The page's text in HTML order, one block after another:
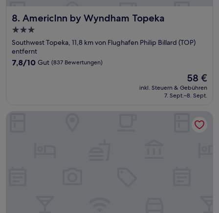
8. AmericInn by Wyndham Topeka
AmericInn by Wyndham Topeka
3.0-
Sterne-
Unterkunft
Southwest Topeka, 11,8 km von Flughafen Philip Billard (TOP)
entfernt
7.8
7,8/10 Gut (837 Bewertungen)
Der
Preis
beträgt
58 €
inkl. Steuern & Gebühren
7. Sept.–8. Sept.